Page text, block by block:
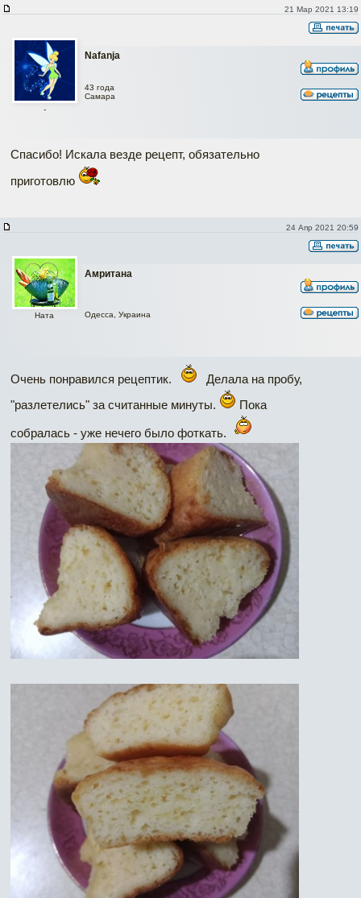
21 Мар 2021 13:19
Nafanja
-
43 года
Самара
Спасибо! Искала везде рецепт, обязательно
приготовлю
24 Апр 2021 20:59
Амритана
Ната Одесса, Украина
Очень понравился рецептик.
Делала на пробу,
"разлетелись" за считанные минуты.
Пока
собралась - уже нечего было фоткать.